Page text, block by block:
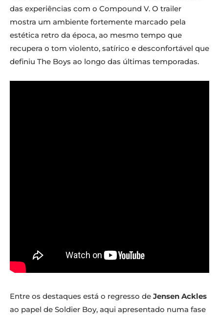
das experiências com o Compound V. O trailer
mostra um ambiente fortemente marcado pela
estética retro da época, ao mesmo tempo que
recupera o tom violento, satírico e desconfortável que
definiu The Boys ao longo das últimas temporadas.
Entre os destaques está o regresso de Jensen Ackles
ao papel de Soldier Boy, aqui apresentado numa fase